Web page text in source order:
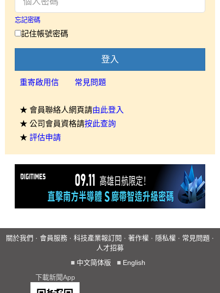
忘記密碼
記住帳號密碼
登入
重寄啟用信 常見問題
★ 會員聯絡人網頁請由此登入
★ 公司會員資格請按此查詢
★ 評估申請
關於我們 · 會員服務 · 科技產業報訂閱 · 著作權 · 隱私權 · 常見問題 ·
人才招募
■ 中文简体版 ■ English
下載新聞App